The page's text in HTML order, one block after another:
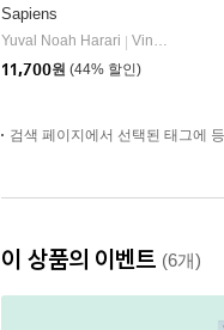
Sapiens
Yuval Noah Harari
Vintage Books
11,700원 (44% 할인)
검색 페이지에서 선택된 태그에
이 상품의 이벤트 (6개)